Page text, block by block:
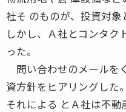
社そ のものが、投資対象
しかし、Ａ社とコンタク
った。
問い合わせのメールを
資方針をヒアリングした。
それによる とＡ社は不